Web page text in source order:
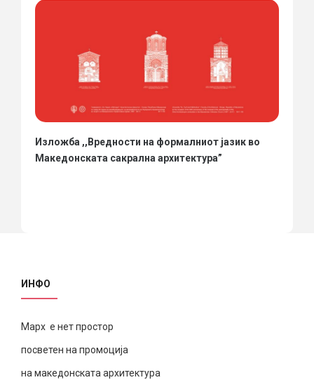
Изложба ,,Вредности на формалниот јазик во
Македонската сакрална архитектура”
ИНФО
Марх е нет простор
посветен на промоција
на македонската архитектура